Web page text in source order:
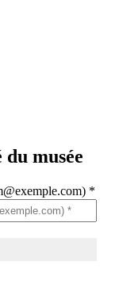
musée
*